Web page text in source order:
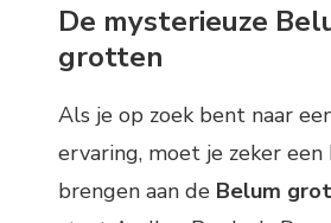
De mysterieuze
grotten
Als je op zoek bent naar
ervaring, moet je zeker een
brengen aan de Belum